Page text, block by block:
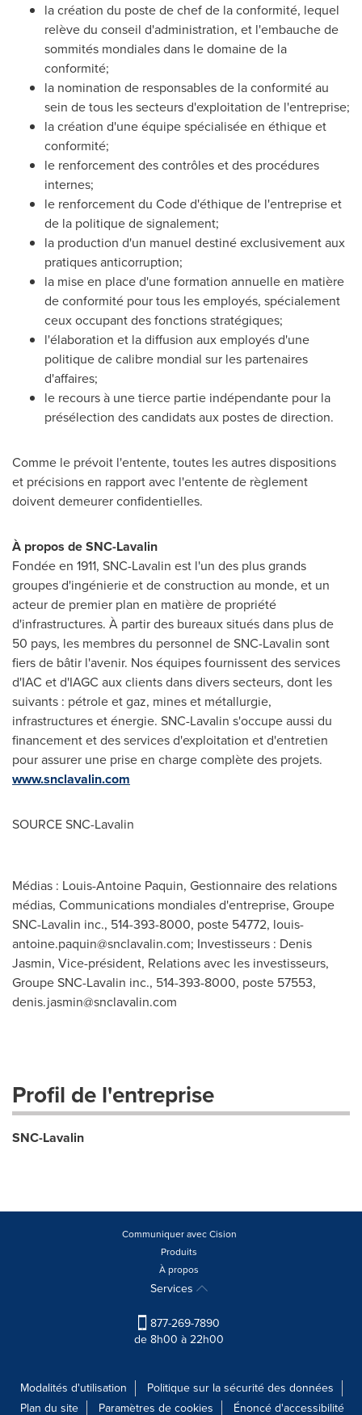
la création du poste de chef de la conformité, lequel
relève du conseil d'administration, et l'embauche de
sommités mondiales dans le domaine de la
conformité;
la nomination de responsables de la conformité au
sein de tous les secteurs d'exploitation de l'entreprise;
la création d'une équipe spécialisée en éthique et
conformité;
le renforcement des contrôles et des procédures
internes;
le renforcement du Code d'éthique de l'entreprise et
de la politique de signalement;
la production d'un manuel destiné exclusivement aux
pratiques anticorruption;
la mise en place d'une formation annuelle en matière
de conformité pour tous les employés, spécialement
ceux occupant des fonctions stratégiques;
l'élaboration et la diffusion aux employés d'une
politique de calibre mondial sur les partenaires
d'affaires;
le recours à une tierce partie indépendante pour la
présélection des candidats aux postes de direction.
Comme le prévoit l'entente, toutes les autres dispositions
et précisions en rapport avec l'entente de règlement
doivent demeurer confidentielles.
À propos de SNC-Lavalin
Fondée en 1911, SNC-Lavalin est l'un des plus grands
groupes d'ingénierie et de construction au monde, et un
acteur de premier plan en matière de propriété
d'infrastructures. À partir des bureaux situés dans plus de
50 pays, les membres du personnel de SNC-Lavalin sont
fiers de bâtir l'avenir. Nos équipes fournissent des services
d'IAC et d'IAGC aux clients dans divers secteurs, dont les
suivants : pétrole et gaz, mines et métallurgie,
infrastructures et énergie. SNC-Lavalin s'occupe aussi du
financement et des services d'exploitation et d'entretien
pour assurer une prise en charge complète des projets.
www.snclavalin.com
SOURCE SNC-Lavalin
Médias : Louis-Antoine Paquin, Gestionnaire des relations
médias, Communications mondiales d'entreprise, Groupe
SNC-Lavalin inc., 514-393-8000, poste 54772, louis-
antoine.paquin@snclavalin.com; Investisseurs : Denis
Jasmin, Vice-président, Relations avec les investisseurs,
Groupe SNC-Lavalin inc., 514-393-8000, poste 57553,
denis.jasmin@snclavalin.com
Profil de l'entreprise
SNC-Lavalin
Communiquer avec Cision
Produits
À propos
Services
877-269-7890
de 8h00 à 22h00
Modalités d'utilisation
Politique sur la sécurité des données
Plan du site
Paramètres de cookies Énoncé d'accessibilité